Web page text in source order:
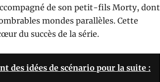
de son petit-fils Morty, dont
mondes parallèles. Cette
du succès de la série.
des idées de scénario pour la suite :